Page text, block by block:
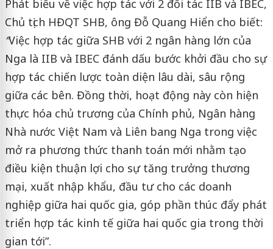
Phát biểu về việc hợp tác với 2 đối tác IIB và IBEC,
Chủ tịch HĐQT SHB, ông Đỗ Quang Hiển cho biết:
“Việc hợp tác giữa SHB với 2 ngân hàng lớn của
Nga là IIB và IBEC đánh dấu bước khởi đầu cho sự
hợp tác chiến lược toàn diện lâu dài, sâu rộng
giữa các bên. Đồng thời, hoạt động này còn hiện
thực hóa chủ trương của Chính phủ, Ngân hàng
Nhà nước Việt Nam và Liên bang Nga trong việc
mở ra phương thức thanh toán mới nhằm tạo
điều kiện thuận lợi cho sự tăng trưởng thương
mại, xuất nhập khẩu, đầu tư cho các doanh
nghiệp giữa hai quốc gia, góp phần thúc đẩy phát
triển hợp tác kinh tế giữa hai quốc gia trong thời
gian tới”.